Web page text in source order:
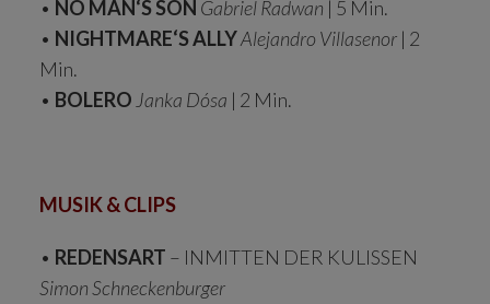
• NO MAN‘S SON Gabriel Radwan | 5 Min.
• NIGHTMARE‘S ALLYAlejandro Villasenor | 2
Min.
• BOLERO Janka Dósa | 2 Min.
MUSIK & CLIPS
• REDENSART – INMITTEN DER KULISSEN
Simon Schneckenburger